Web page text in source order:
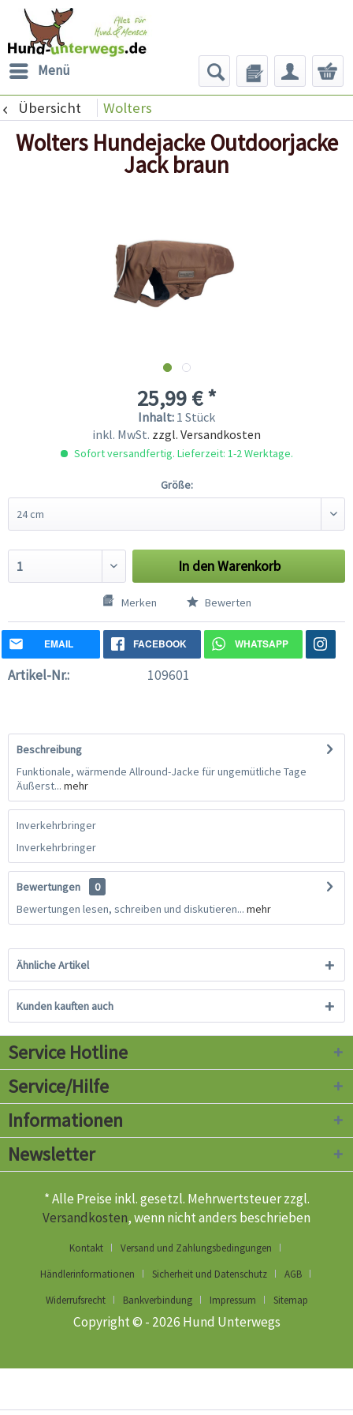
Menü
Übersicht Wolters
Wolters Hundejacke Outdoorjacke
Jack braun
25,99 € *
Inhalt: 1 Stück
inkl. MwSt. zzgl. Versandkosten
Sofort versandfertig. Lieferzeit: 1-2 Werktage.
Größe:
In denWarenkorb
Merken Bewerten
EMAIL FACEBOOK WHATSAPP
Artikel-Nr.: 109601
Beschreibung
Funktionale, wärmende Allround-Jacke für ungemütliche Tage
Äußerst... mehr
Inverkehrbringer
Inverkehrbringer
Bewertungen
0
Bewertungen lesen, schreiben und diskutieren... mehr
Ähnliche Artikel
Kunden kauften auch
Service Hotline
Service/Hilfe
Informationen
Newsletter
* Alle Preise inkl. gesetzl. Mehrwertsteuer zzgl.
Versandkosten, wenn nicht anders beschrieben
Kontakt
Versand und Zahlungsbedingungen
Händlerinformationen
Sicherheit und Datenschutz
AGB
Widerrufsrecht
Bankverbindung Impressum Sitemap
Copyright © - 2026 Hund Unterwegs